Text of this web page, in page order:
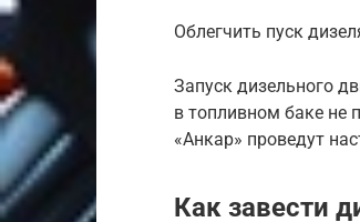
Облегчить пуск
Запуск дизельного
в топливном баке не
«Анкар» проведут
Как завести